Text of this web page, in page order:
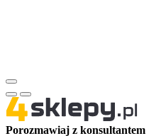
Porozmawiaj z konsultantem